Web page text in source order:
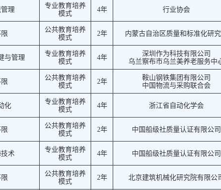
理
专业教育培养
模式
4年 行业协会
公共教育培养
模式
2年 内蒙古自治区质量和标准化研
与管理
专业教育培养
模式
4年
深圳作为科技有限公司
乌兰察布市乌兰美养老服务中
公共教育培养
模式
2年
鞍山钢铁集团有限公司
中国物流与采购联合会
化
专业教育培养
模式
4年 浙江省自动化学会
公共教育培养
模式
2年 中国船级社质量认证有限公司
术
专业教育培养
模式
4年 中国船级社质量认证有限公司
公共教育培养
模式
2年 北京建筑机械化研究院有限公